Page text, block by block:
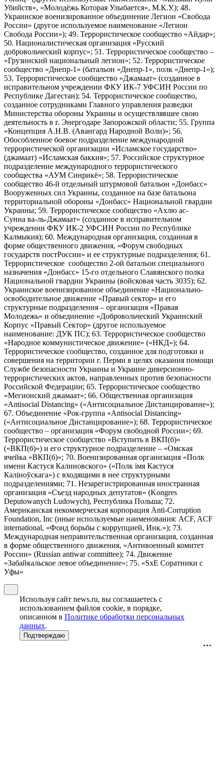
Убийств», «Молодёжь Которая Улыбается», М.К.У.); 48.
Украинское военизированное объединение Легион «Свобода
России» (другое используемое наименование «Легион
Свобода России»); 49. Террористическое сообщество «Айдар»;
50. Националистическая организация «Русский
добровольческий корпус»; 51. Террористическое сообщество –
«Грузинский национальный легион»; 52. Террористическое
сообщество «Днепр-1» (батальон «Днепр-1», полк «Днепр-1»);
53. Террористическое сообщество «Джамаат» (созданное в
исправительном учреждении ФКУ ИК-7 УФСИН России по
Республике Дагестан); 54. Террористическое сообщество,
созданное сотрудниками Главного управления разведки
Министерства обороны Украины и осуществлявшее свою
деятельность в г. Энергодаре Запорожской области; 55. Группа
«Концепция А.Н.В. (Авангард Народной Воли)»; 56.
Обособленное боевое подразделение международной
террористической организации «Исламское государство»
(джамаат) «Исламская баккия»; 57. Российское структурное
подразделение международного террористического
сообщества «АУМ Синрикё»; 58. Террористическое
сообщество 46-й отдельный штурмовой батальон «Донбасс»
Вооруженных сил Украины, созданное на базе батальона
территориальной обороны «Донбасс» Национальной гвардии
Украины; 59. Террористическое сообщество «Ахлю ас-
Сунна ва-ль-Джамаат» (созданное в исправительном
учреждении ФКУ ИК-2 УФСИН России по Республике
Калмыкия); 60. Международная организация, созданная в
форме общественного движения, «Форум свободных
государств постРоссии» и ее структурные подразделения; 61.
Террористическое сообщество 2-ой батальон специального
назначения «Донбасс» 15-го отдельного Славянского полка
Национальной гвардии Украины (войсковая часть 3035); 62.
Украинское военизированное объединение «Национально-
освободительное движение «Правый сектор» и его
структурные подразделения – организация «Правая
Молодежь» и объединение «Добровольческий Украинский
Корпус «Правый Сектор» (другое используемое
наименование: ДУК ПС); 63. Террористическое сообщество
«Народное коммунистическое движение» («НКД»); 64.
Террористическое сообщество, созданное для подготовки и
совершения на территории г. Перми в целях оказания помощи
Службе безопасности Украины и Украине диверсионно-
террористических актов, направленных против безопасности
Российской Федерации; 65. Террористическое сообщество
«Мегионский джамаат»; 66. Общественная организация
«Antisocial Distancing» («Антисоциальное Дистанцирование»);
67. Объединение «Рок-группа «Antisocial Distancing»
(«Антисоциальное Дистанцирование»); 68. Террористическое
сообщество – организация «Форум свободной России»; 69.
Террористическое сообщество «Вступить в ВКП(б)»
(«ВКП(б)») и его структурное подразделение – «Омская
ячейка «ВКП(б)»; 70. Военизированная организация «Полк
имени Кастуся Калиновского» («Полк iмя Кастуся
Калiноўскага») с входящими в нее структурными
подразделениями; 71. Незарегистрированная иностранная
организация «Съезд народных депутатов» (Kongres
Deputowanych Ludowych), Республика Польша; 72.
Американская некоммерческая корпорация Anti-Corruption
Foundation, Inc (иные используемые наименования: ACF, ACF
international, «Фонд борьбы с коррупцией, Инк.»); 73.
Международная неправительственная организация, созданная
в форме общественного движения, «Антивоенный комитет
России» (Russian antiwar committee); 74. Движение
«Забайкальское левое объединение»; 75. «SxE Соратники с
Уфы»
Используя сайт news.ru, вы соглашаетесь с
использованием файлов cookie, в порядке,
описанном в Политике обработки персональных
данных.
Подтверждаю